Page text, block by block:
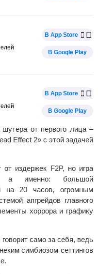
В App Store
В Google Play
В App Store
В Google Play
от первого лица –
Effect 2» с этой задачей
издержек F2P, но игра
а именно: большой
на 20 часов, огромным
апгрейдов главного
хоррора и графику
само за себя, ведь
симбиозом сеттингов